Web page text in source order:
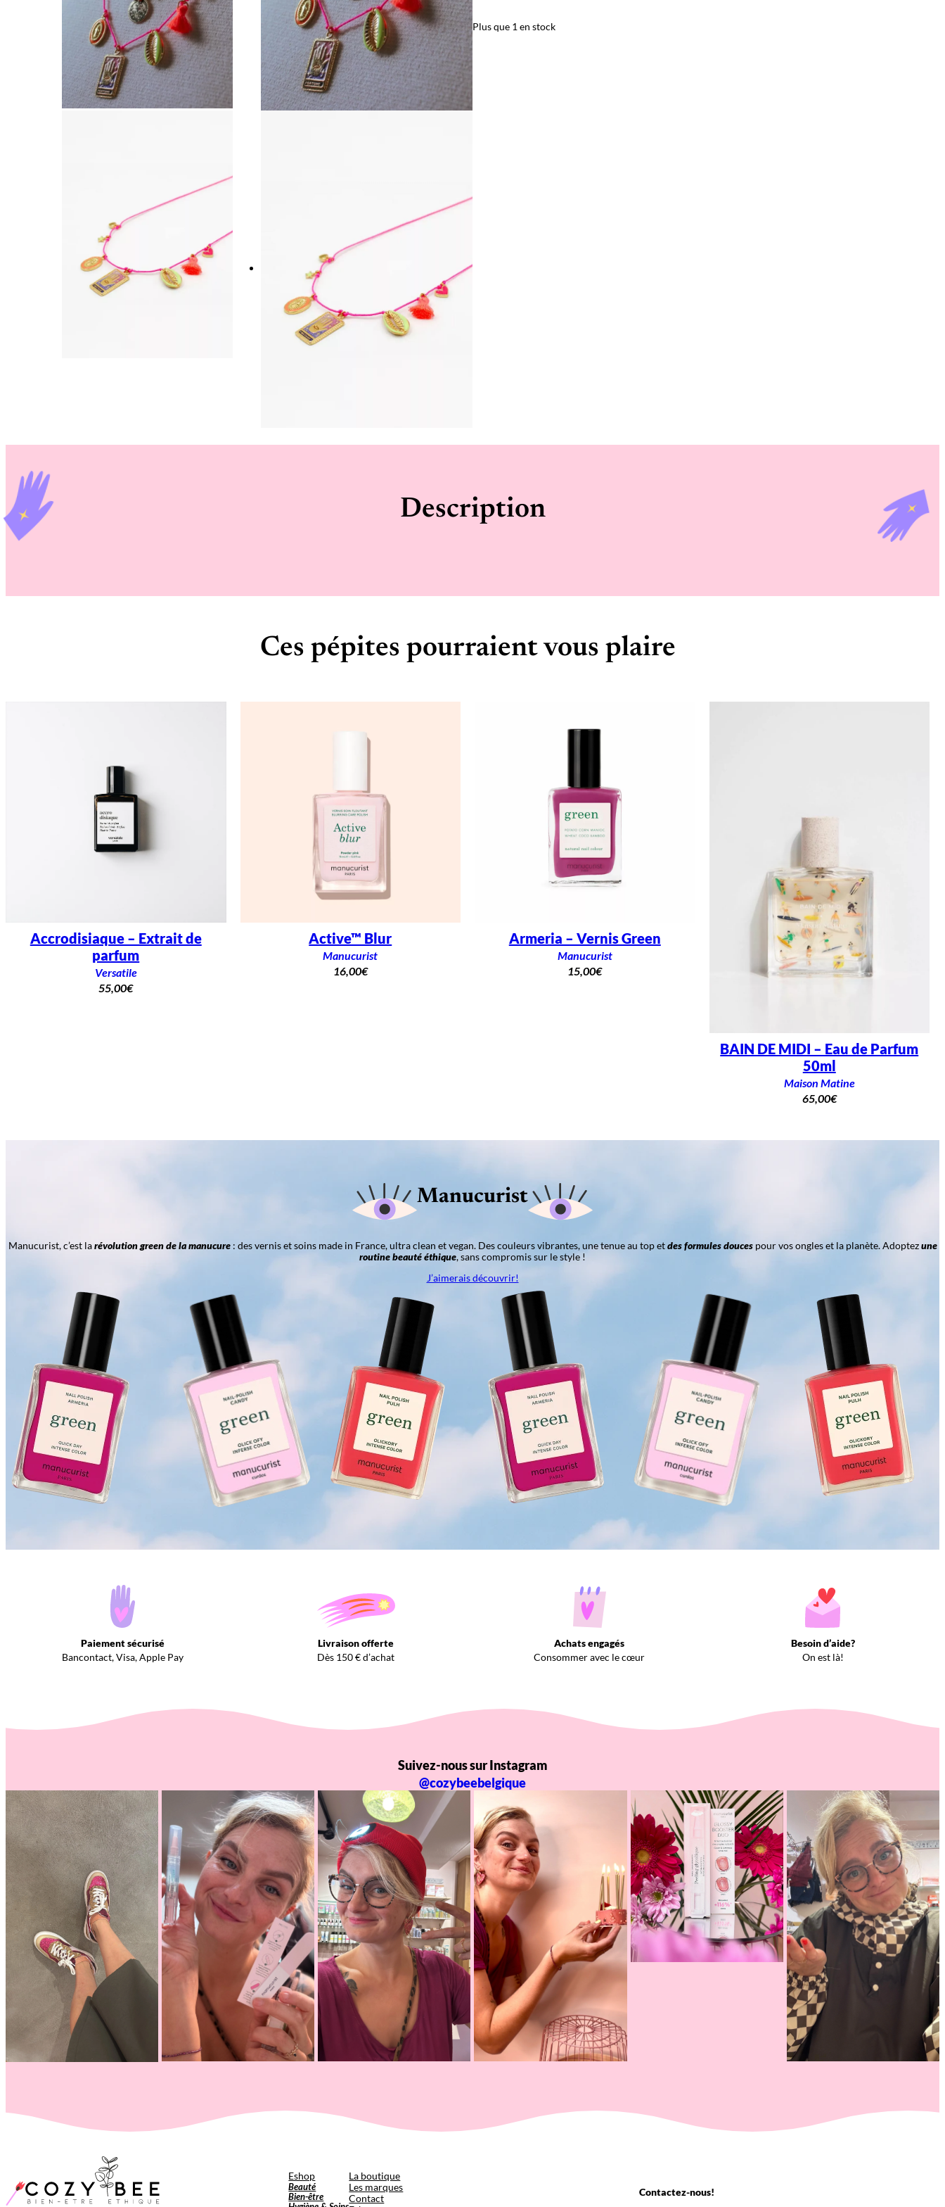
Plus que 1 en stock
Description
Ces pépites pourraient vous plaire
Accrodisiaque – Extrait de
parfum
Versatile
55,00€
Active™ Blur
Manucurist
16,00€
Armeria – Vernis Green
Manucurist
15,00€
BAIN DE MIDI – Eau de Parfum
50ml
Maison Matine
65,00€
Manucurist
Manucurist, c’est larévolution green de la manucure: des vernis et soins made in France, ultra clean et vegan. Des couleurs vibrantes, une tenue au top etdes formules doucespour vos ongles et la planète. Adoptezune
routine beauté éthique, sans compromis sur le style !
J’aimerais découvrir!
Paiement sécurisé
Bancontact, Visa, Apple Pay
Livraison offerte
Dès 150 € d’achat
Achats engagés
Consommer avec le cœur
Besoin d’aide?
On est là!
Suivez-nous sur Instagram
@cozybeebelgique
Eshop
Beauté
Bien-être
La boutique
Les marques
Contact
Contactez-nous!